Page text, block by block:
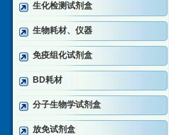
生化检测试剂盒
生物耗材、仪器
免疫组化试剂盒
BD耗材
分子生物学试剂盒
放免试剂盒